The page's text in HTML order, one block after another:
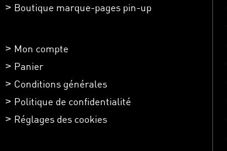
Boutique marque-pages pin-up
Mon compte
Panier
Conditions générales
Politique de confidentialité
Réglages des cookies